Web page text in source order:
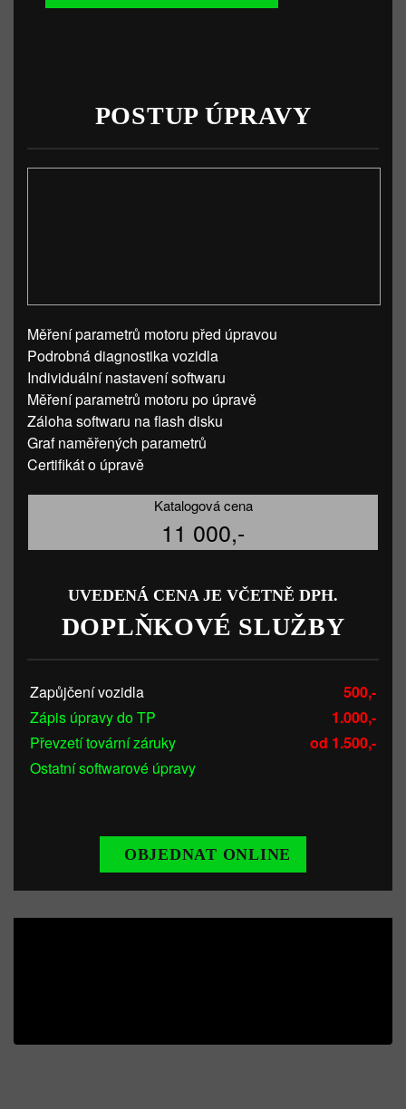
POSTUP ÚPRAVY
Měření parametrů motoru před úpravou
Podrobná diagnostika vozidla
Individuální nastavení softwaru
Měření parametrů motoru po úpravě
Záloha softwaru na flash disku
Graf naměřených parametrů
Certifikát o úpravě
Katalogová cena
11 000,-
UVEDENÁ CENA JE VČETNĚ DPH.
DOPLŇKOVÉ SLUŽBY
Zapůjčení vozidla
500,-
Zápis úpravy do TP
1.000,-
Převzetí tovární záruky
od 1.500,-
Ostatní softwarové úpravy
OBJEDNAT ONLINE